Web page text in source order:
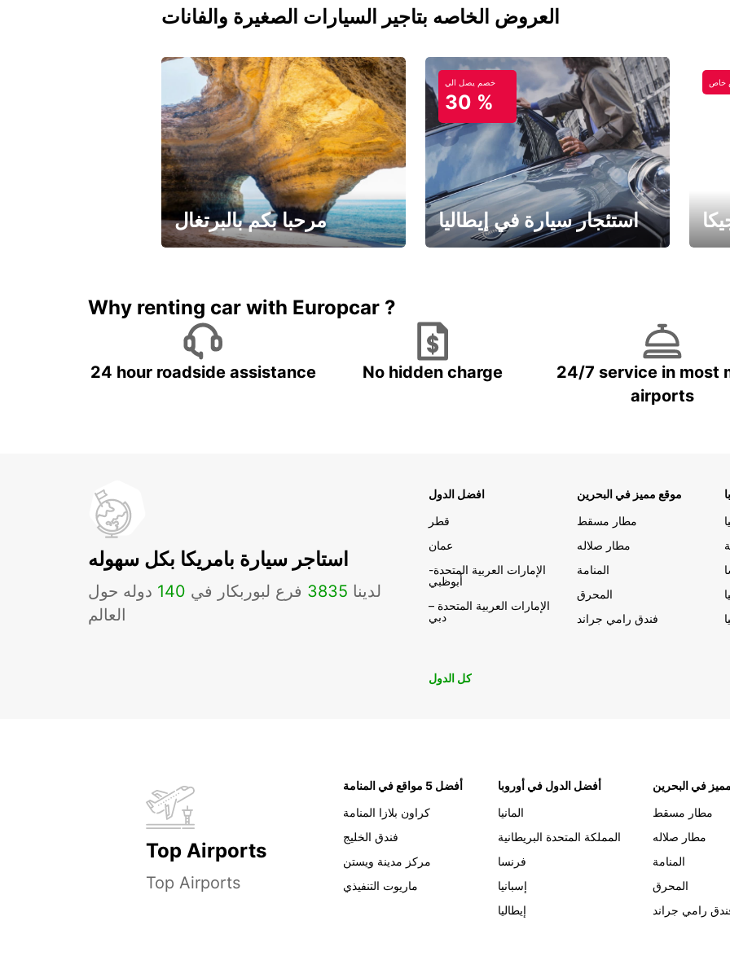
العروض الخاصه بتاجير السيارات الصغيرة والفانات
مرحبا بكم بالبرتغال
خصم يصل الي
30 %
استئجار سيارة في إيطاليا
خاص
Why renting car with Europcar ?
24 hour roadside assistance No hidden charge
24/7 service in most
airports
استاجر سيارة بامريكا بكل سهوله
لدينا 3835 فرع لبوربكار في 140 دوله حول
العالم
افضل الدول
قطر
عمان
الإمارات العربية المتحدة-
أبوظبي
الإمارات العربية المتحدة –
دبي
موقع مميز في البحرين
مطار مسقط
مطار صلاله
المنامة
المحرق
فندق رامي جراند
كل الدول
Top Airports
Top Airports
أفضل 5 مواقع في المنامة
كراون بلازا المنامة
فندق الخليج
مركز مدينة ويستن
ماريوت التنفيذي
أفضل الدول في أوروبا
المانيا
المملكة المتحدة البريطانية
فرنسا
إسبانيا
إيطاليا
في البحرين
مطار مسقط
مطار صلاله
المنامة
المحرق
رامي جراند